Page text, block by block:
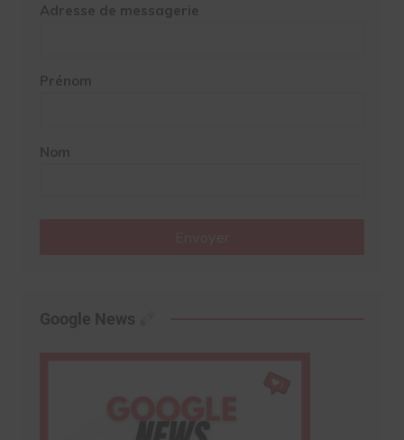
Adresse de messagerie
Prénom
Nom
Google News